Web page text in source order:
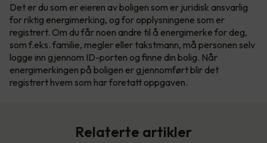
Det er du som er eieren av boligen som er juridisk ansvarlig
for riktig energimerking, og for opplysningene som er
registrert. Om du får noen andre til å energimerke for deg,
som f.eks. familie, megler eller takstmann, må personen selv
logge inn gjennom ID-porten og finne din bolig. Når
energimerkingen på boligen er gjennomført blir det
registrert hvem som har foretatt oppgaven.
Relaterte artikler